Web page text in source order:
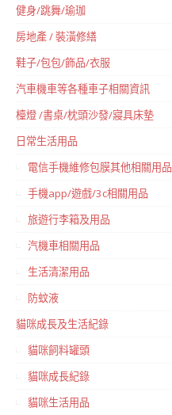
健身/跳舞/瑜珈
房地產 / 裝潢修繕
鞋子/包包/飾品/衣服
汽車機車等各種車子相關資訊
檯燈 /書桌/枕頭沙發/寢具床墊
日常生活用品
電信手機維修包膜其他相關用品
手機app/遊戲/3c相關用品
旅遊行李箱及用品
汽機車相關用品
生活清潔用品
防蚊液
貓咪成長及生活紀錄
貓咪飼料罐頭
貓咪成長紀錄
貓咪生活用品